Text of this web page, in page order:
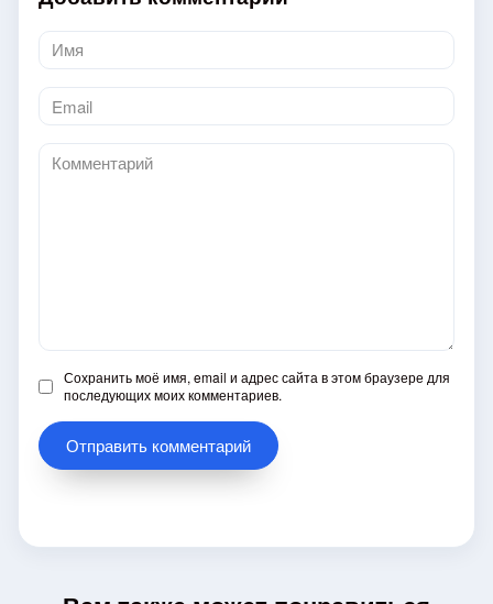
Имя
*
Email
*
Комментарий
Сохранить моё имя, email и адрес сайта в этом браузере для
последующих моих комментариев.